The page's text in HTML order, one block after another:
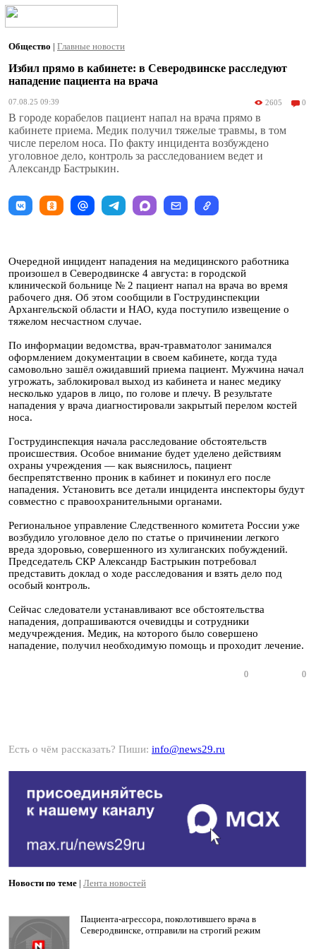
Общество | Главные новости
Избил прямо в кабинете: в Северодвинске расследуют
нападение пациента на врача
07.08.25 09:39 2605 0
В городе корабелов пациент напал на врача прямо в
кабинете приема. Медик получил тяжелые травмы, в том
числе перелом носа. По факту инцидента возбуждено
уголовное дело, контроль за расследованием ведет и
Александр Бастрыкин.
Очередной инцидент нападения на медицинского работника
произошел в Северодвинске 4 августа: в городской
клинической больнице № 2 пациент напал на врача во время
рабочего дня. Об этом сообщили в Гострудинспекции
Архангельской области и НАО, куда поступило извещение о
тяжелом несчастном случае.
По информации ведомства, врач-травматолог занимался
оформлением документации в своем кабинете, когда туда
самовольно зашёл ожидавший приема пациент. Мужчина начал
угрожать, заблокировал выход из кабинета и нанес медику
несколько ударов в лицо, по голове и плечу. В результате
нападения у врача диагностировали закрытый перелом костей
носа.
Гострудинспекция начала расследование обстоятельств
происшествия. Особое внимание будет уделено действиям
охраны учреждения — как выяснилось, пациент
беспрепятственно проник в кабинет и покинул его после
нападения. Установить все детали инцидента инспекторы будут
совместно с правоохранительными органами.
Региональное управление Следственного комитета России уже
возбудило уголовное дело по статье о причинении легкого
вреда здоровью, совершенного из хулиганских побуждений.
Председатель СКР Александр Бастрыкин потребовал
представить доклад о ходе расследования и взять дело под
особый контроль.
Сейчас следователи устанавливают все обстоятельства
нападения, допрашиваются очевидцы и сотрудники
медучреждения. Медик, на которого было совершено
нападение, получил необходимую помощь и проходит лечение.
0 0
Есть о чём рассказать? Пиши: info@news29.ru
Новости по теме | Лента новостей
Пациента-агрессора, поколотившего врача в
Северодвинске, отправили на строгий режим